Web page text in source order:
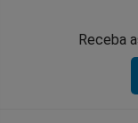
Receba